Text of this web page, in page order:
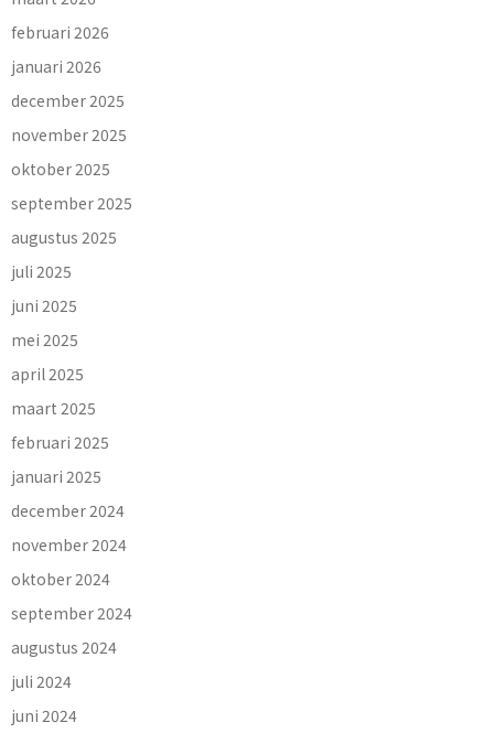
februari 2026
januari 2026
december 2025
november 2025
oktober 2025
september 2025
augustus 2025
juli 2025
juni 2025
mei 2025
april 2025
maart 2025
februari 2025
januari 2025
december 2024
november 2024
oktober 2024
september 2024
augustus 2024
juli 2024
juni 2024